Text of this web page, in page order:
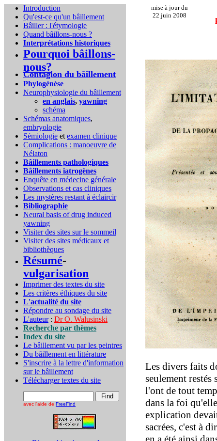
Introduction
Qu'est-ce qu'un bâillement
Bâiller : l'étymologie
Quand bâillons-nous ?
Interprétations historiques
Pourquoi bâillons-
nous?
Contagion du bâillement
Phylogénèse
Neurophysiologie du bâillement
en anglais, yawning
schéma
Schémas anatomiques,
embryologie
Sémiologie et examen clinique
Complications : manoeuvre de
Nélaton
Bâillements pathologiques
Bâillements iatrogènes
Enquête en médecine générale
Observations et cas cliniques
Les mystères restant à éclaircir
Bibliographie
Neural basis of drug induced
yawning
Visiter des sites sur le sommeil
Visiter des sites médicaux et
bibliothèques
Résumé-
vulgarisation
Imprimer des textes du site
Les critères éthiques du site
L'actualité du site
Répondre au sondage du site
L'auteur: Dr O. Walusinski
Recherche par thèmes
Index du site
Le bâillement vu par les peintres
Du bâillement en littérature
S'inscrire à la lettre d'information
sur le bâillement
Télécharger textes du site
avec l'aide de FreeFind
mise à jour du
22 juin 2008
Les divers faits
seulement
l'ont de tout
dans la foi
explication
sacrées, c'est à